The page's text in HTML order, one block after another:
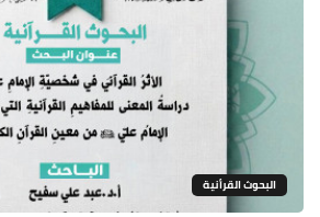
البحوث القرأنية